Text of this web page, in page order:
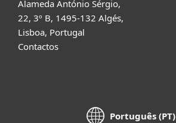
Alameda António Sérgio,
22, 3º B, 1495-132 Algés,
Lisboa, Portugal
Contactos
Português (PT)